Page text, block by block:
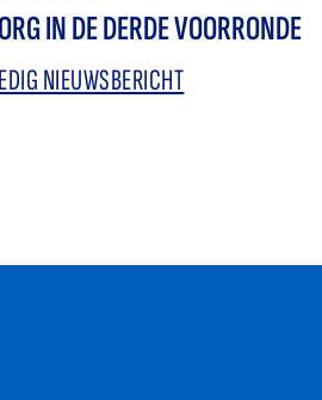
IN DE DERDE VOORRONDE
NIEUWSBERICHT